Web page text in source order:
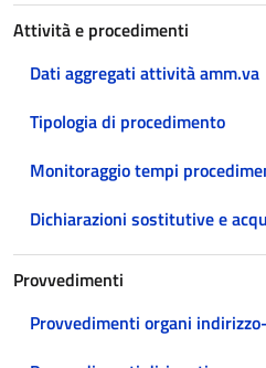
Attività e procedimenti
Dati aggregati attività amm.va
Tipologia di procedimento
Monitoraggio tempi
Dichiarazioni sostitutive e
Provvedimenti
Provvedimenti organi